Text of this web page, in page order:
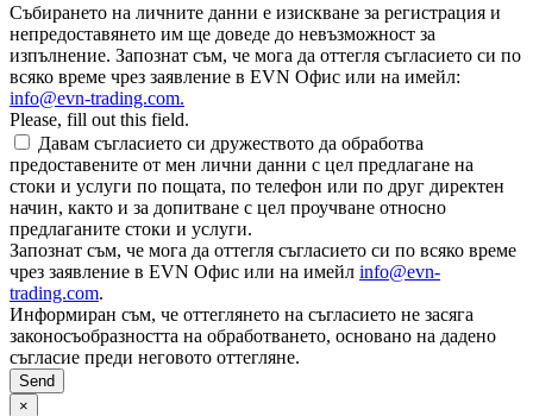
Събирането на личните данни е изискване за регистрация и
непредоставянето им ще доведе до невъзможност за
изпълнение. Запознат съм, че мога да оттегля съгласието си по
всяко време чрез заявление в EVN Офис или на имейл:
info@evn-trading.com.
Please, fill out this field.
Давам съгласието си дружеството да обработва
предоставените от мен лични данни с цел предлагане на
стоки и услуги по пощата, по телефон или по друг директен
начин, както и за допитване с цел проучване относно
предлаганите стоки и услуги.
Запознат съм, че мога да оттегля съгласието си по всяко време
чрез заявление в EVN Офис или на имейл info@evn-
trading.com.
Информиран съм, че оттеглянето на съгласието не засяга
законосъобразността на обработването, основано на дадено
съгласие преди неговото оттегляне.
×